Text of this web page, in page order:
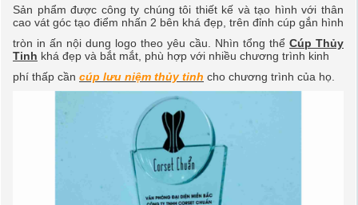
Sản phẩm được công ty chúng tôi thiết kế và tạo hình với thân
cao vát góc tạo điểm nhấn 2 bên khá đẹp, trên đỉnh cúp gắn hình
tròn in ấn nội dung logo theo yêu cầu. Nhìn tổng thể Cúp Thủy
Tinh khá đẹp và bắt mắt, phù hợp với nhiều chương trình kinh
phí thấp cần cúp lưu niệm thủy tinh cho chương trình của họ.